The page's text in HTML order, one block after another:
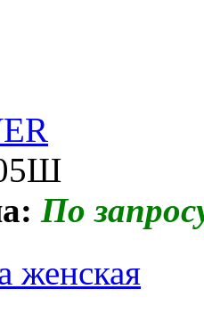
По
женская